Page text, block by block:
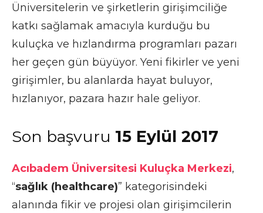
Üniversitelerin ve şirketlerin girişimciliğe
katkı sağlamak amacıyla kurduğu bu
kuluçka ve hızlandırma programları pazarı
her geçen gün büyüyor. Yeni fikirler ve yeni
girişimler, bu alanlarda hayat buluyor,
hızlanıyor, pazara hazır hale geliyor.
Son başvuru 15 Eylül 2017
Acıbadem Üniversitesi Kuluçka Merkezi,
“sağlık (healthcare)” kategorisindeki
alanında fikir ve projesi olan girişimcilerin